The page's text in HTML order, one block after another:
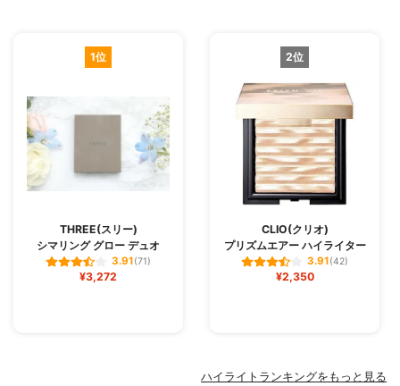
1位
THREE(スリー)
シマリング グロー デュオ
3.91(71)
¥3,272
2位
CLIO(クリオ)
プリズムエアー ハイライター
3.91(42)
¥2,350
ハイライトランキングをもっと見る